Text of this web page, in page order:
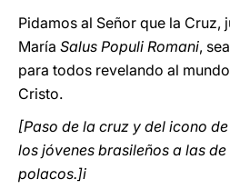
Pidamos al Señor que la Cruz,
María Salus Populi Romani,
para todos revelando al
Cristo.
[Paso de la cruz y del icono
los jóvenes brasileños a las
polacos.]i